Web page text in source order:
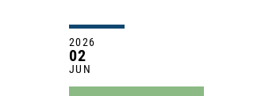
2026
02
JUN